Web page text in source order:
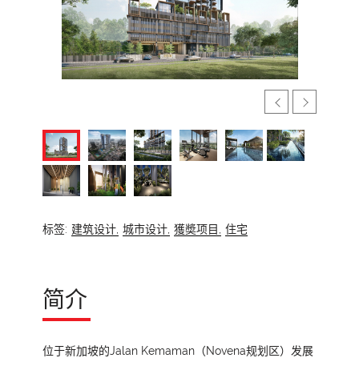
标签: 建筑设计, 城市设计, 獲奬项目, 住宅
简介
位于新加坡的Jalan Kemaman（Novena规划区）发展